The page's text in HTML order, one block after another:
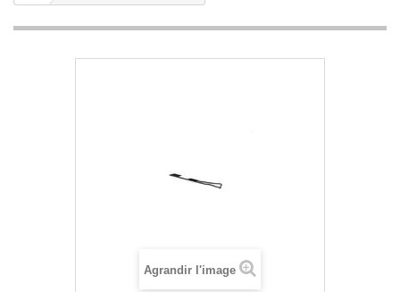
Agrandir l'image